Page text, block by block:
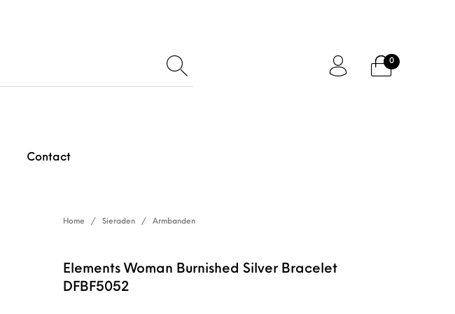
0
Contact
Home / Sieraden / Armbanden
Elements Woman Burnished Silver Bracelet
DFBF5052